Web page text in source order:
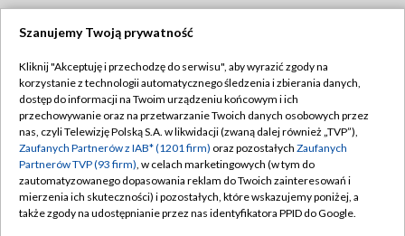
TVP
Abonament TVP
Emisja w TVP
Centrum informacji TVP
Naziemna Telewizja Cyfrowa
Regulamin TVP
Polityka prywatności
Moje zgody
Pomoc
Szanujemy Twoją prywatność
Kliknij "Akceptuję i przechodzę do serwisu", aby wyrazić zgody na
korzystanie z technologii automatycznego śledzenia i zbierania danych,
dostęp do informacji na Twoim urządzeniu końcowym i ich
przechowywanie oraz na przetwarzanie Twoich danych osobowych przez
nas, czyli Telewizję Polską S.A. w likwidacji (zwaną dalej również „TVP”),
Zaufanych Partnerów z IAB* (1201 firm) oraz pozostałych Zaufanych
Partnerów TVP (93 firm), w celach marketingowych (w tym do
zautomatyzowanego dopasowania reklam do Twoich zainteresowań i
mierzenia ich skuteczności) i pozostałych, które wskazujemy poniżej, a
także zgody na udostępnianie przez nas identyfikatora PPID do Google.